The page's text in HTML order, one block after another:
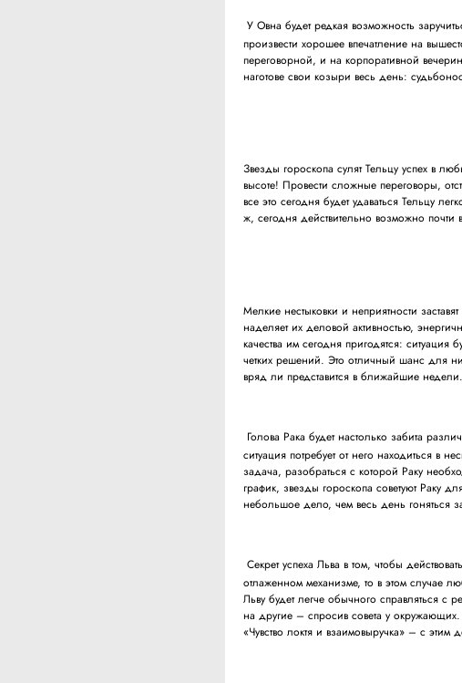
У Овна будет редкая возможность
произвести хорошее впечатление на
переговорной, и на корпоративной
наготове свои козыри весь день:
Звезды гороскопа сулят Тельцу успех в
высоте! Провести сложные переговоры,
все это сегодня будет удаваться Тельцу
ж, сегодня действительно возможно
Мелкие нестыковки и неприятности
наделяет их деловой активностью,
качества им сегодня пригодятся: ситуация
четких решений. Это отличный шанс для
вряд ли представится в ближайшие недели.
Голова Рака будет настолько забита
ситуация потребует от него находиться в
задача, разобраться с которой Раку
график, звезды гороскопа советуют Раку
небольшое дело, чем весь день гоняться
Секрет успеха Льва в том, чтобы
отлаженном механизме, то в этом случае
Льву будет легче обычного справляться
на другие – спросив совета у
«Чувство локтя и взаимовыручка» – с